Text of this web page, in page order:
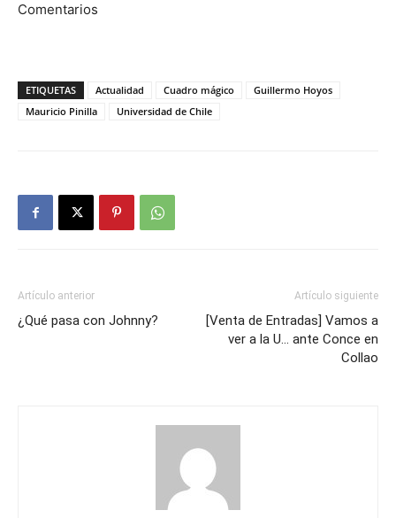
Comentarios
ETIQUETAS Actualidad Cuadro mágico
Guillermo Hoyos
Mauricio Pinilla
Universidad de Chile
Artículo anterior
¿Qué pasa con Johnny?
Artículo siguiente
[Venta de Entradas] Vamos a
ver a la U… ante Conce en
Collao